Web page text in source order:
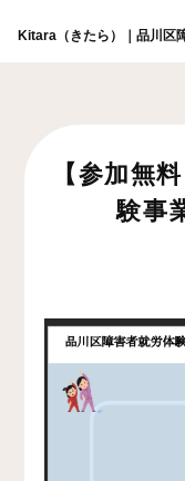
Kitara（きたら）｜品川区
【参加無
験事